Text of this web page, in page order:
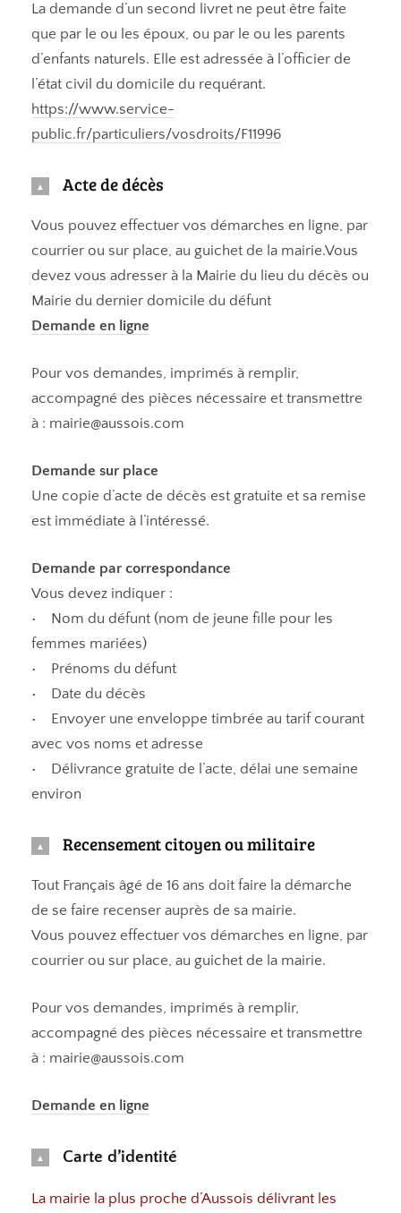
La demande d’un second livret ne peut être faite
que par le ou les époux, ou par le ou les parents
d’enfants naturels. Elle est adressée à l’officier de
l’état civil du domicile du requérant.
https://www.service-
public.fr/particuliers/vosdroits/F11996
Acte de décès
Vous pouvez effectuer vos démarches en ligne, par
courrier ou sur place, au guichet de la mairie.Vous
devez vous adresser à la Mairie du lieu du décès ou
Mairie du dernier domicile du défunt
Demande en ligne
Pour vos demandes, imprimés à remplir,
accompagné des pièces nécessaire et transmettre
à : mairie@aussois.com
Demande sur place
Une copie d’acte de décès est gratuite et sa remise
est immédiate à l’intéressé.
Demande par correspondance
Vous devez indiquer :
• Nom du défunt (nom de jeune fille pour les
femmes mariées)
• Prénoms du défunt
• Date du décès
• Envoyer une enveloppe timbrée au tarif courant
avec vos noms et adresse
• Délivrance gratuite de l’acte, délai une semaine
environ
Recensement citoyen ou militaire
Tout Français âgé de 16 ans doit faire la démarche
de se faire recenser auprès de sa mairie.
Vous pouvez effectuer vos démarches en ligne, par
courrier ou sur place, au guichet de la mairie.
Pour vos demandes, imprimés à remplir,
accompagné des pièces nécessaire et transmettre
à : mairie@aussois.com
Demande en ligne
Carte d’identité
La mairie la plus proche d’Aussois délivrant les